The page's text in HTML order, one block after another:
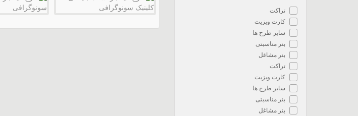
تراکت
کارت ویزیت
سایر طرح ها
بنر مناسبتی
بنر مشاغل
تراکت
کارت ویزیت
سایر طرح ها
بنر مناسبتی
بنر مشاغل